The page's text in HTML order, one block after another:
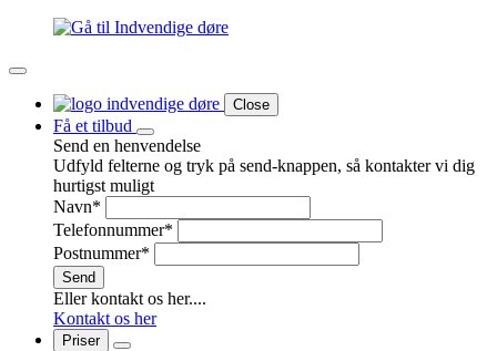
Close
Få et tilbud
Send en henvendelse
Udfyld felterne og tryk på send-knappen, så kontakter vi dig
hurtigst muligt
Navn*
Telefonnummer*
Postnummer*
Send
Eller kontakt os her....
Kontakt os her
Priser